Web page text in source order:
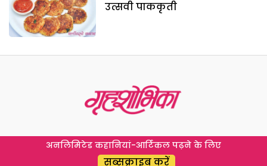
उत्सवी पाककृती
अनलिमिटेड कहानियां-आर्टिकल पढ़ने के लिए
सब्सक्राइब करें